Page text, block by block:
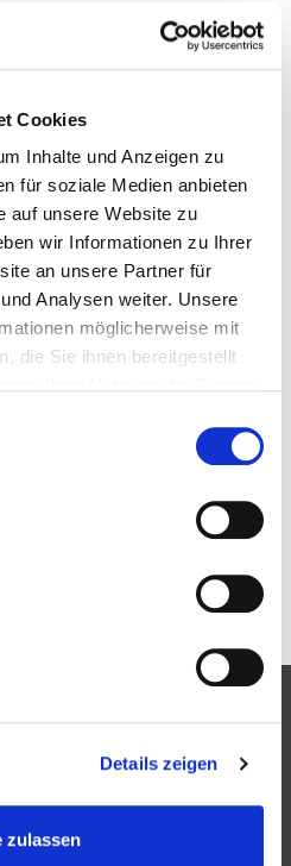
Cookies
Inhalte und Anzeigen zu
für soziale Medien anbieten
auf unsere Website zu
wir Informationen zu Ihrer
an unsere Partner für
Analysen weiter. Unsere
möglicherweise mit
die Sie ihnen bereitgestellt
Details zeigen
zulassen
nur einen Sieg
nicht anwesend waren
den ersten Platz.
fünf der möglichen
der fünfte Platz (11
Spieler an der Spielserie
gegenüber dem
hat sich die Zahl der
Wetter geschuldet.
schönen Spiele, die rege
an alle Gewinner!